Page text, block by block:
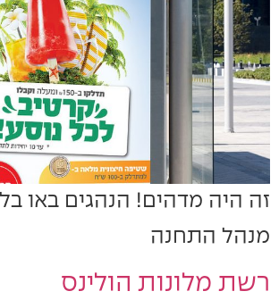
זה היה מדהים! הנהגים באו
מנהל התחנה
רשת מלונות הולינס